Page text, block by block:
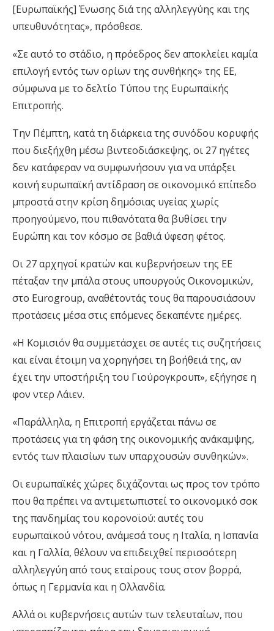
[Ευρωπαϊκής] Ένωσης διά της αλληλεγγύης και της
υπευθυνότητας», πρόσθεσε.
«Σε αυτό το στάδιο, η πρόεδρος δεν αποκλείει καμία
επιλογή εντός των ορίων της συνθήκης» της ΕΕ,
σύμφωνα με το δελτίο Τύπου της Ευρωπαϊκής
Επιτροπής.
Την Πέμπτη, κατά τη διάρκεια της συνόδου κορυφής
που διεξήχθη μέσω βιντεοδιάσκεψης, οι 27 ηγέτες
δεν κατάφεραν να συμφωνήσουν για να υπάρξει
κοινή ευρωπαϊκή αντίδραση σε οικονομικό επίπεδο
μπροστά στην κρίση δημόσιας υγείας χωρίς
προηγούμενο, που πιθανότατα θα βυθίσει την
Ευρώπη και τον κόσμο σε βαθιά ύφεση φέτος.
Οι 27 αρχηγοί κρατών και κυβερνήσεων της ΕΕ
πέταξαν την μπάλα στους υπουργούς Οικονομικών,
στο Eurogroup, αναθέτοντάς τους θα παρουσιάσουν
προτάσεις μέσα στις επόμενες δεκαπέντε ημέρες.
«Η Κομισιόν θα συμμετάσχει σε αυτές τις συζητήσεις
και είναι έτοιμη να χορηγήσει τη βοήθειά της, αν
έχει την υποστήριξη του Γιούρογκρουπ», εξήγησε η
φον ντερ Λάιεν.
«Παράλληλα, η Επιτροπή εργάζεται πάνω σε
προτάσεις για τη φάση της οικονομικής ανάκαμψης,
εντός των πλαισίων των υπαρχουσών συνθηκών».
Οι ευρωπαϊκές χώρες διχάζονται ως προς τον τρόπο
που θα πρέπει να αντιμετωπιστεί το οικονομικό σοκ
της πανδημίας του κορονοϊού: αυτές του
ευρωπαϊκού νότου, ανάμεσά τους η Ιταλία, η Ισπανία
και η Γαλλία, θέλουν να επιδειχθεί περισσότερη
αλληλεγγύη από τους εταίρους τους στον βορρά,
όπως η Γερμανία και η Ολλανδία.
Αλλά οι κυβερνήσεις αυτών των τελευταίων, που